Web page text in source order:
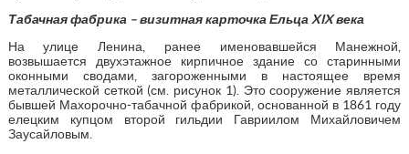
Табачная фабрика – визитная карточка Ельца XIX века
На улице Ленина, ранее именовавшейся Манежной,
возвышается двухэтажное кирпичное здание со старинными
оконными сводами, загороженными в настоящее время
металлической сеткой (см. рисунок 1). Это сооружение является
бывшей Махорочно-табачной фабрикой, основанной в 1861 году
елецким купцом второй гильдии Гавриилом Михайловичем
Заусайловым.